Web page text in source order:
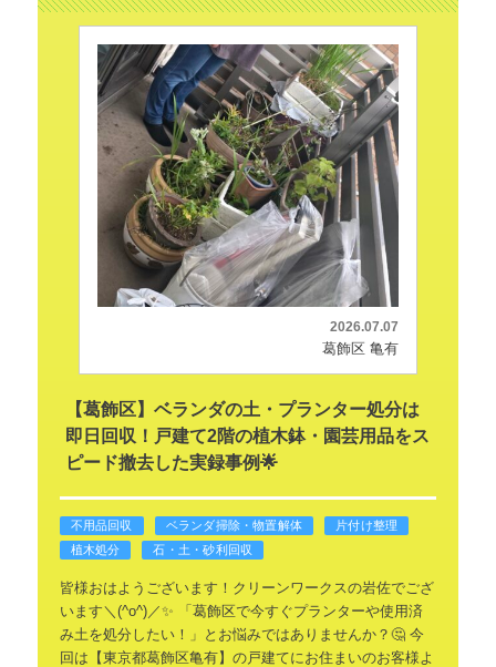
2026.07.07
葛飾区 亀有
【葛飾区】ベランダの土・プランター処分は
即日回収！戸建て2階の植木鉢・園芸用品をス
ピード撤去した実録事例🌟
不用品回収 ベランダ掃除・物置解体
片付け整理
植木処分
石・土・砂利回収
皆様おはようございます！クリーンワークスの岩佐でござ
います＼(^o^)／✨
「葛飾区で今すぐプランターや使用済
み土を処分したい！」とお悩みではありませんか？🤔 今
回は【東京都葛飾区亀有】の戸建てにお住まいのお客様よ